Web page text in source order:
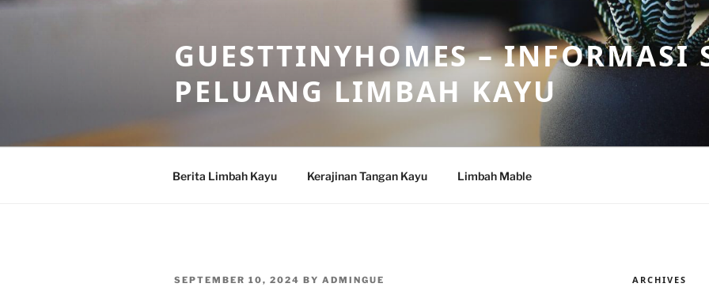
Skip
GUESTTINYHOMES – INFORMASI
PELUANG LIMBAH KAYU
Berita Limbah Kayu Kerajinan Tangan Kayu Limbah Mable
POSTED
SEPTEMBER 10, 2024 BY ADMINGUE ARCHIVES